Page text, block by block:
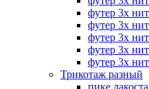
футер 3х
футер 3х
футер 3х
футер 3х
футер 3х
Трикотаж разный